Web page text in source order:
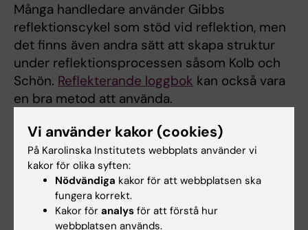
Många handledare använder Gibbs
reflektionscykel som stöd vid reflektion, men
det finns även andra sätt att skapa struktur
under reflektionsprocessen såsom Kolb och
Schön. Reflekterande loggbok kan också vara
en bra metod att använda.
Vi använder kakor (cookies)
På Karolinska Institutets webbplats använder vi
kakor för olika syften:
Nödvändiga kakor för att webbplatsen ska
fungera korrekt.
Kakor för analys för att förstå hur
webbplatsen används.